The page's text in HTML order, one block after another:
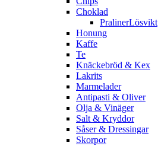
Choklad
PralinerLösvikt
Honung
Kaffe
Te
Knäckebröd & Kex
Lakrits
Marmelader
Antipasti & Oliver
Olja & Vinäger
Salt & Kryddor
Såser & Dressingar
Skorpor